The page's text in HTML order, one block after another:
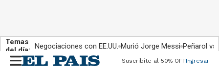
Temas
del día: Negociaciones con EE.UU. Murió Jorge Messi Peñarol
Suscribite al 50% OFFIngresar